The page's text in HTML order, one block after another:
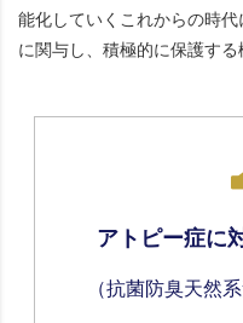
能化していくこれからの時
に関与し、積極的に保護する
アトピー症に
（抗菌防臭天然